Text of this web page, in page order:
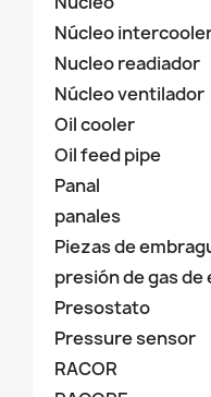
Núcleo
Nucleo readiador
Núcleo ventilador
Oil cooler
Oil feed pipe
Panal
panales
Piezas de
presión de gas de
Presostato
Pressure sensor
RACOR